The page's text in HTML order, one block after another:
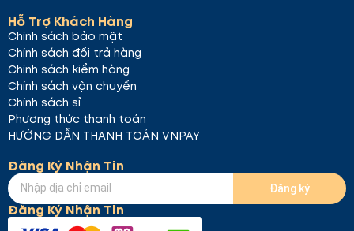
Hỗ Trợ Khách Hàng
Chính sách bảo mật
Chính sách đổi trả hàng
Chính sách kiểm hàng
Chính sách vận chuyển
Chính sách sỉ
Phương thức thanh toán
HƯỚNG DẪN THANH TOÁN VNPAY
Đăng Ký Nhận Tin
Đăng ký
Đăng Ký Nhận Tin